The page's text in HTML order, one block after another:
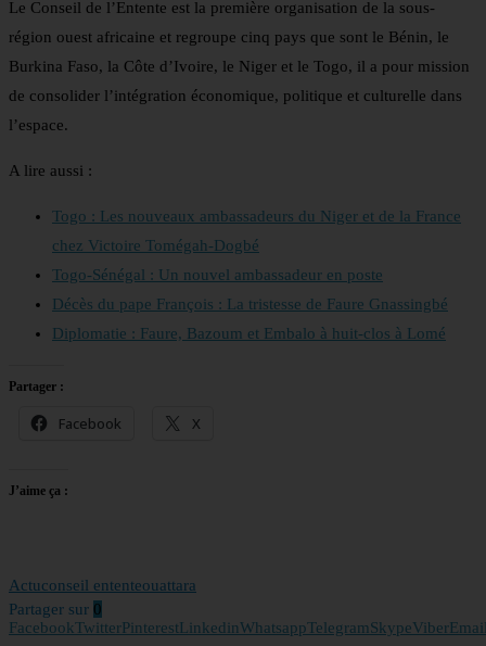
Le Conseil de l’Entente est la première organisation de la sous-
région ouest africaine et regroupe cinq pays que sont le Bénin, le
Burkina Faso, la Côte d’Ivoire, le Niger et le Togo, il a pour mission
de consolider l’intégration économique, politique et culturelle dans
l’espace.
A lire aussi :
Togo : Les nouveaux ambassadeurs du Niger et de la France
chez Victoire Tomégah-Dogbé
Togo-Sénégal : Un nouvel ambassadeur en poste
Décès du pape François : La tristesse de Faure Gnassingbé
Diplomatie : Faure, Bazoum et Embalo à huit-clos à Lomé
Partager :
Facebook X
J’aime ça :
Actuconseil ententeouattara
Partager sur 0
FacebookTwitterPinterestLinkedinWhatsappTelegramSkypeViber